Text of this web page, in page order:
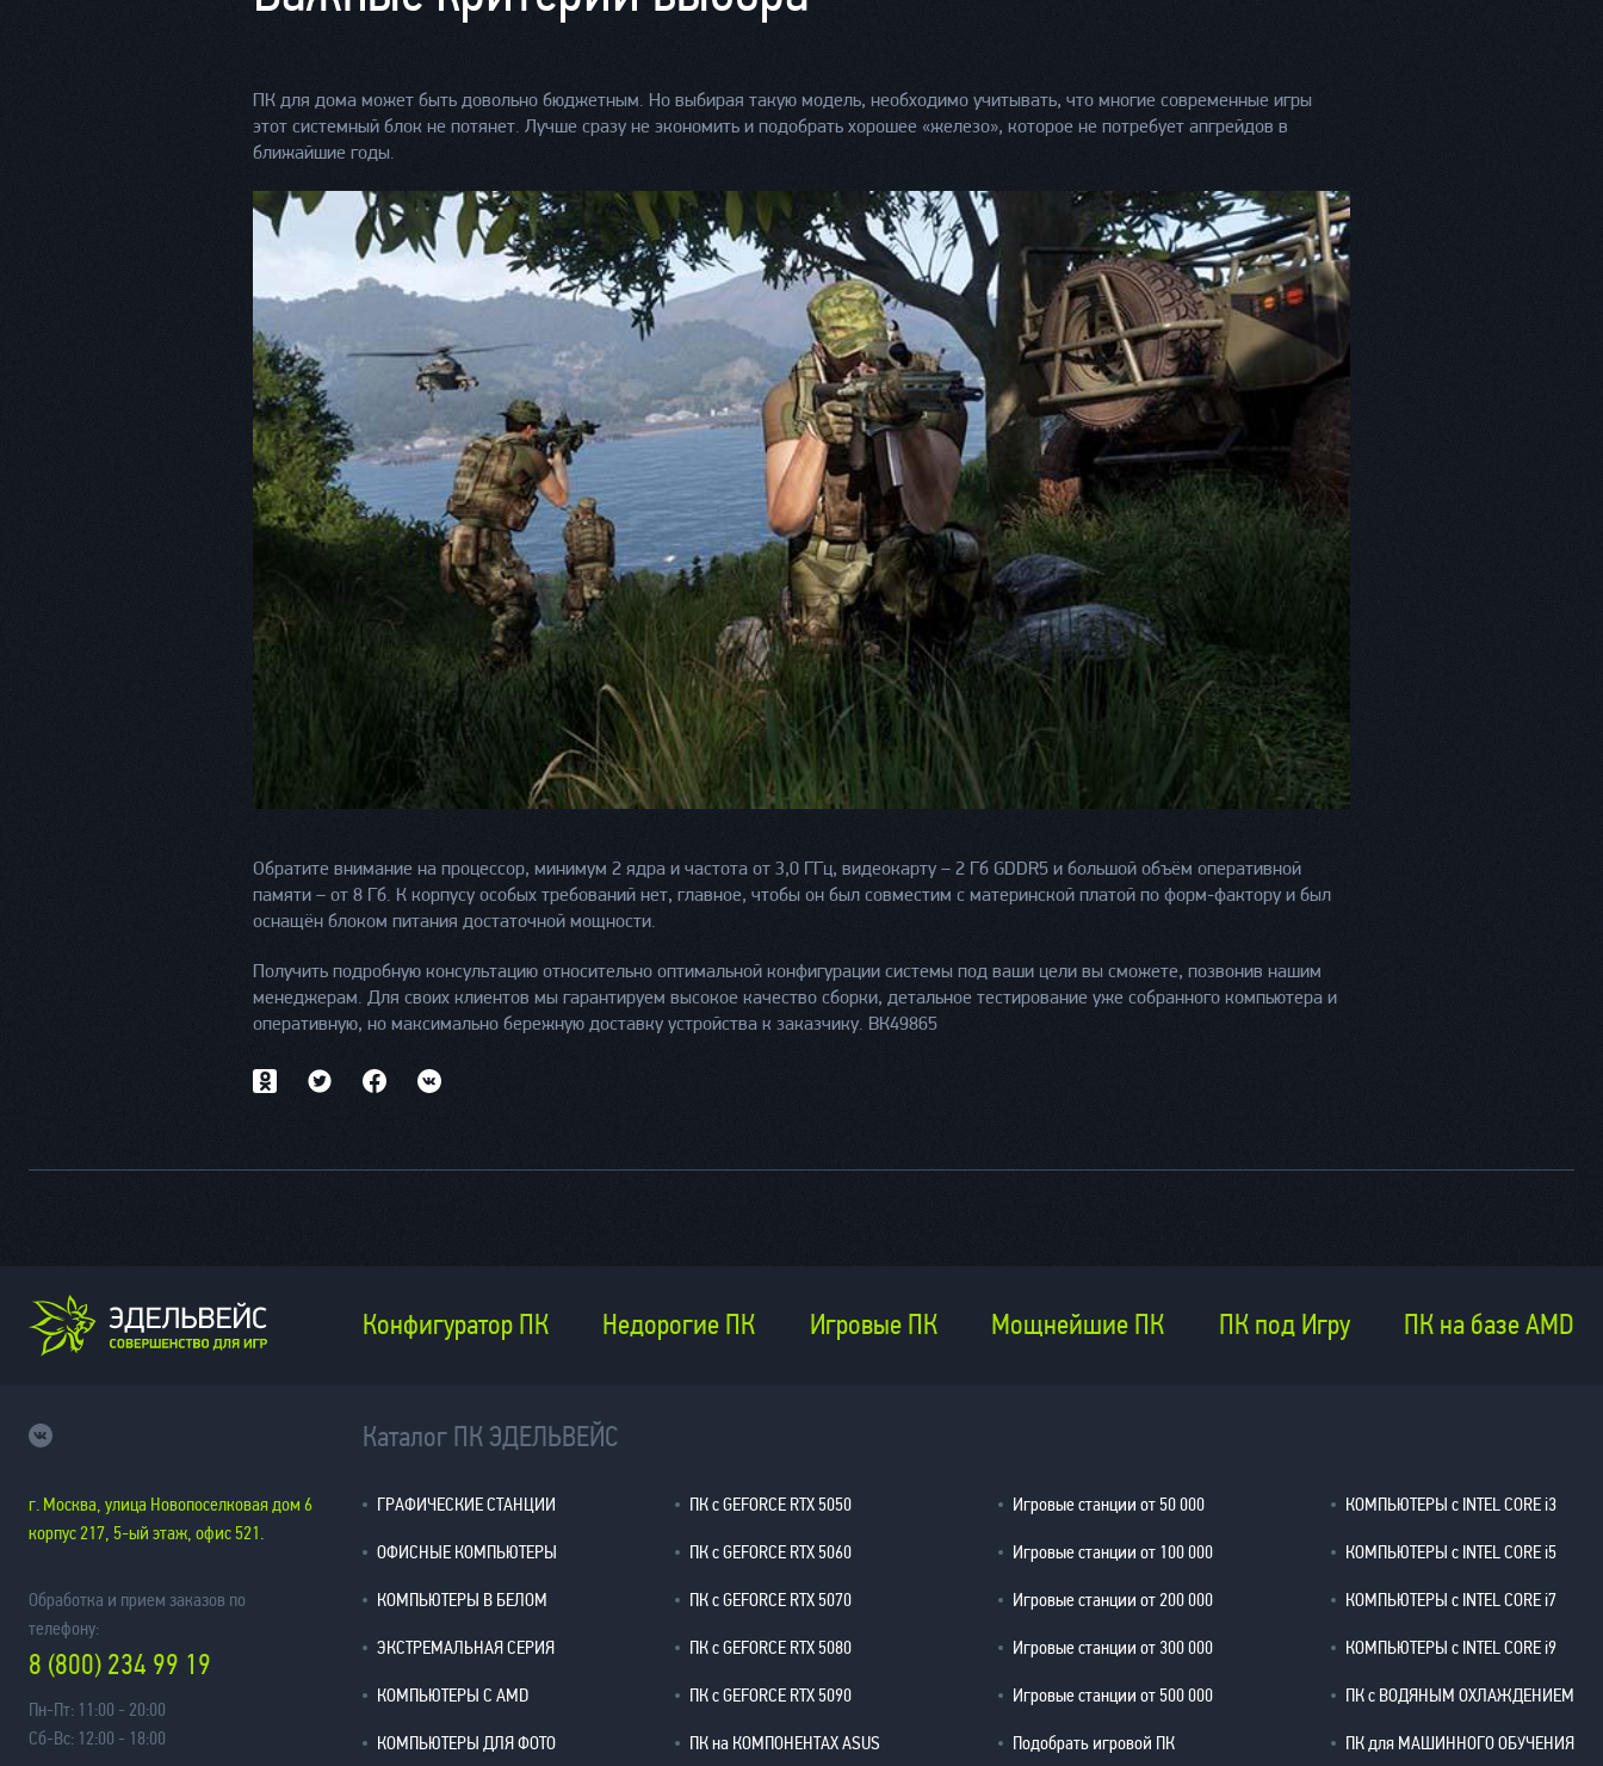
ПК для дома может быть довольно бюджетным. Но выбирая такую модель, необходимо учитывать, что многие современные игры
этот системный блок не потянет. Лучше сразу не экономить и подобрать хорошее «железо», которое не потребует апгрейдов в
ближайшие годы.
Обратите внимание на процессор, минимум 2 ядра и частота от 3,0 ГГц, видеокарту – 2 Гб GDDR5 и большой объём оперативной
памяти – от 8 Гб. К корпусу особых требований нет, главное, чтобы он был совместим с материнской платой по форм-фактору и был
оснащён блоком питания достаточной мощности.
Получить подробную консультацию относительно оптимальной конфигурации системы под ваши цели вы сможете, позвонив нашим
менеджерам. Для своих клиентов мы гарантируем высокое качество сборки, детальное тестирование уже собранного компьютера и
оперативную, но максимально бережную доставку устройства к заказчику. ВК49865
Конфигуратор ПК Недорогие ПК Игровые ПК Мощнейшие ПК ПК под Игру ПК на базе AMD
г. Москва, улица Новопоселковая дом 6
корпус 217, 5-ый этаж, офис 521.
Обработка и прием заказов по
телефону:
8 (800) 234 99 19
Пн-Пт: 11:00 - 20:00
Сб-Вс: 12:00 - 18:00
Каталог ПК ЭДЕЛЬВЕЙС
ГРАФИЧЕСКИЕ СТАНЦИИ
ОФИСНЫЕ КОМПЬЮТЕРЫ
КОМПЬЮТЕРЫ В БЕЛОМ
ЭКСТРЕМАЛЬНАЯ СЕРИЯ
КОМПЬЮТЕРЫ С AMD
КОМПЬЮТЕРЫ ДЛЯ ФОТО
ПК с GEFORCE RTX 5050
ПК с GEFORCE RTX 5060
ПК с GEFORCE RTX 5070
ПК с GEFORCE RTX 5080
ПК с GEFORCE RTX 5090
ПК на КОМПОНЕНТАХ ASUS
Игровые станции от 50 000
Игровые станции от 100 000
Игровые станции от 200 000
Игровые станции от 300 000
Игровые станции от 500 000
Подобрать игровой ПК
КОМПЬЮТЕРЫ с INTEL CORE i3
КОМПЬЮТЕРЫ с INTEL CORE i5
КОМПЬЮТЕРЫ с INTEL CORE i7
КОМПЬЮТЕРЫ с INTEL CORE i9
ПК с ВОДЯНЫМ ОХЛАЖДЕНИЕМ
ПК для МАШИННОГО ОБУЧЕНИЯ